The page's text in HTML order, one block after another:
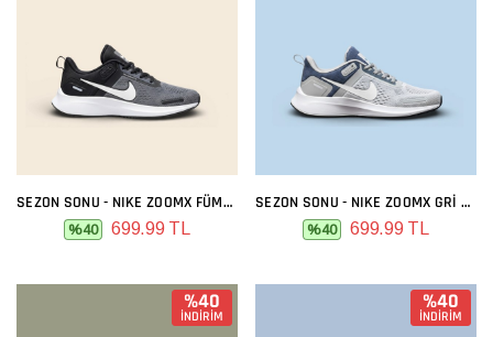
SEZON SONU - NIKE ZOOMX FÜME SIYAH
%40 699.99 TL
SEZON SONU - NIKE ZOOMX GRI MAVI
%40 699.99 TL
%40
İNDİRİM
%40
İNDİRİM